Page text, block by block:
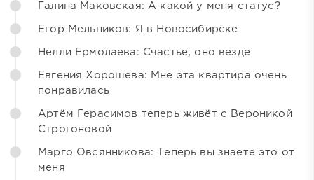
Галина Маковская: А какой у меня статус?
Егор Мельников: Я в Новосибирске
Нелли Ермолаева: Счастье, оно везде
Евгения Хорошева: Мне эта квартира очень
понравилась
Артём Герасимов теперь живёт с Вероникой
Строгоновой
Марго Овсянникова: Теперь вы знаете это от
меня